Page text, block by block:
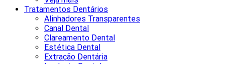
Tratamentos Dentários
Alinhadores Transparentes
Canal Dental
Clareamento Dental
Estética Dental
Extração Dentária